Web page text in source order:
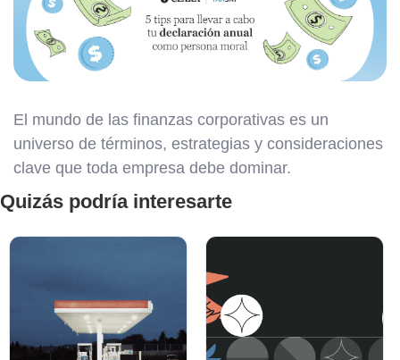
El mundo de las finanzas corporativas es un
universo de términos, estrategias y consideraciones
clave que toda empresa debe dominar.
Quizás podría interesarte